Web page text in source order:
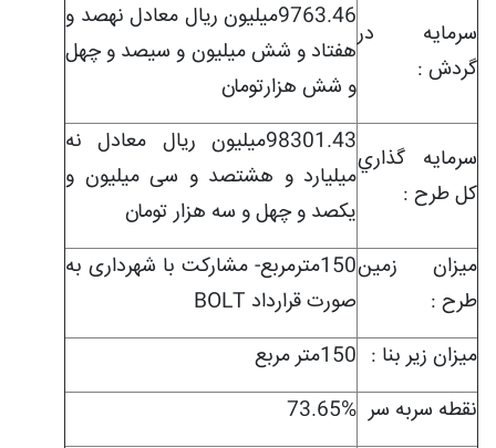
سرمايه در
گردش :
9763.46میلیون ریال معادل نهصد و
هفتاد و شش میلیون و سیصد و چهل
و شش هزارتومان
سرمايه گذاري
کل طرح :
98301.43میلیون ریال معادل نه
میلیارد و هشتصد و سی میلیون و
یکصد و چهل و سه هزار تومان
ميزان زمين
طرح :
150مترمربع- مشارکت با شهرداری به
صورت قرارداد BOLT
ميزان زیر بنا : 150متر مربع
نقطه سربه سر 73.65%